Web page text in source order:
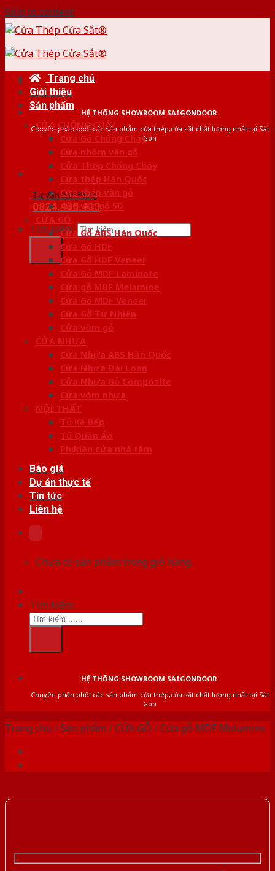
Skip to content
HỆ THỐNG SHOWROOM SAIGONDOOR
Chuyên phân phối các sản phẩm cửa thép,cửa sắt chất lượng nhất tại Sài
Gòn
Tư vấn bán hàng
0824.400.400
Tìm kiếm:
Trang chủ
Giới thiệu
Sản phẩm
CỬA CHỐNG CHÁY
Cửa Gỗ Chống Cháy
Cửa nhôm vân gỗ
Cửa Thép Chống Cháy
Cửa thép Hàn Quốc
Cửa thép vân gỗ
Cửa vân gỗ 5D
CỬA GỖ
Cửa Gỗ ABS Hàn Quốc
Cửa Gỗ HDF
Cửa Gỗ HDF Veneer
Cửa Gỗ MDF Laminate
Cửa gỗ MDF Melamine
Cửa Gỗ MDF Veneer
Cửa Gỗ Tự Nhiên
Cửa vòm gỗ
CỬA NHỰA
Cửa Nhựa ABS Hàn Quốc
Cửa Nhựa Đài Loan
Cửa Nhựa Gỗ Composite
Cửa vòm nhựa
NỘI THẤT
Tủ Kệ Bếp
Tủ Quần Áo
Phụ kiện cửa nhà tắm
Báo giá
Dự án thực tế
Tin tức
Liên hệ
Chưa có sản phẩm trong giỏ hàng.
Tìm kiếm:
HỆ THỐNG SHOWROOM SAIGONDOOR
Chuyên phân phối các sản phẩm cửa thép,cửa sắt chất lượng nhất tại Sài
Gòn
Trang chủ /Sản phẩm /CỬA GỖ /Cửa gỗ MDF Melamine